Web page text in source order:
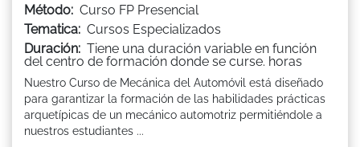
Método: Curso FP Presencial
Tematica: Cursos Especializados
Duración: Tiene una duración variable en función
del centro de formación donde se curse. horas
Nuestro Curso de Mecánica del Automóvil está diseñado
para garantizar la formación de las habilidades prácticas
arquetípicas de un mecánico automotriz permitiéndole a
nuestros estudiantes ...